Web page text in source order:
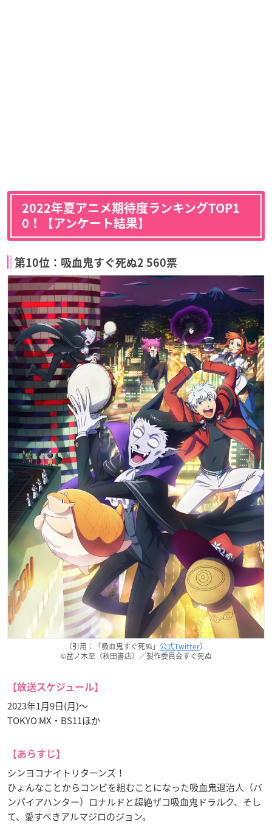
2022年夏アニメ期待度ランキングTOP1
0！【アンケート結果】
第10位：吸血鬼すぐ死ぬ2 560票
（引用：「吸血鬼すぐ死ぬ」 公式Twitter）
©盆ノ木至（秋田書店）／製作委員会すぐ死ぬ
【放送スケジュール】
2023年1月9日(月)〜
TOKYO MX・BS11ほか
【あらすじ】
シンヨコナイトリターンズ！
ひょんなことからコンビを組むことになった吸血鬼退治人（バ
ンパイアハンター）ロナルドと超絶ザコ吸血鬼ドラルク、そし
て、愛すべきアルマジロのジョン。